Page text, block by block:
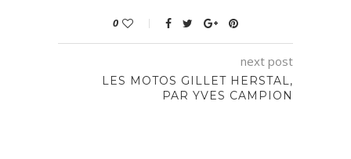
0
next post
LES MOTOS GILLET HERSTAL,
PAR YVES CAMPION